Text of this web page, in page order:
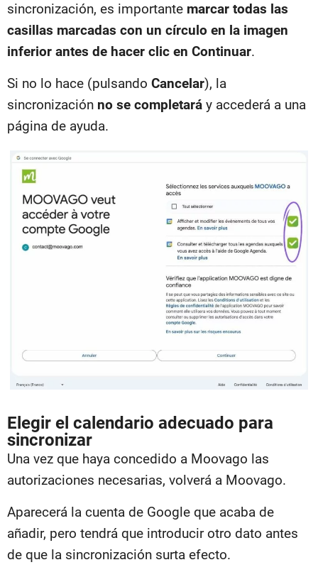
sincronización, es importante marcar todas las
casillas marcadas con un círculo en la imagen
inferior antes de hacer clic en Continuar.
Si no lo hace (pulsando Cancelar), la
sincronización no se completará y accederá a una
página de ayuda.
Elegir el calendario adecuado para
sincronizar
Una vez que haya concedido a Moovago las
autorizaciones necesarias, volverá a Moovago.
Aparecerá la cuenta de Google que acaba de
añadir, pero tendrá que introducir otro dato antes
de que la sincronización surta efecto.